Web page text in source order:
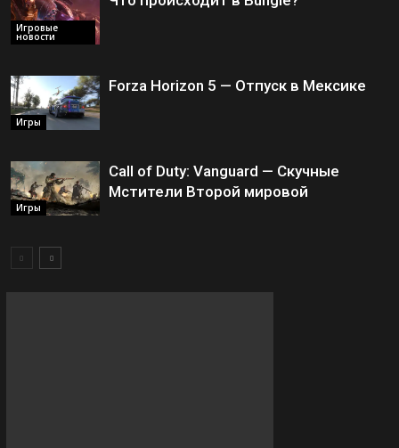
Игровые
новости
Игры
Forza Horizon 5 — Отпуск в Мексике
Игры
Call of Duty: Vanguard — Скучные
Мстители Второй мировой